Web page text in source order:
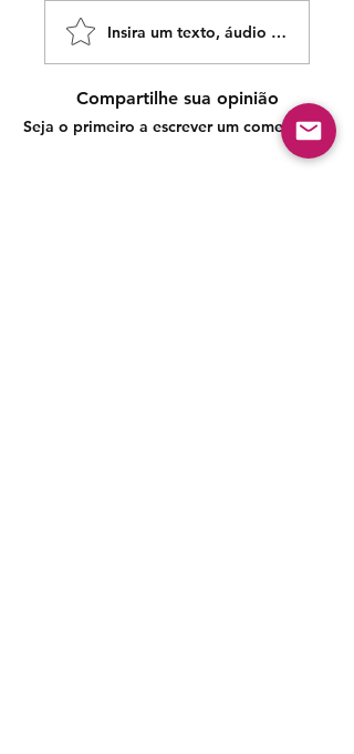
Insira um texto, áudio ou vídeo!
Compartilhe sua opinião
Seja o primeiro a escrever um comentário.